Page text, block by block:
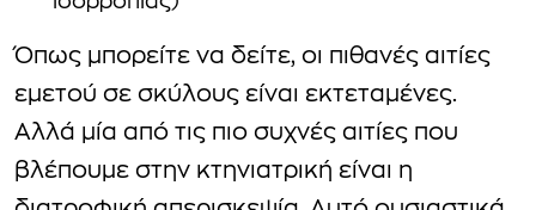
Όπως μπορείτε να δείτε, οι πιθανές αιτίες
εμετού σε σκύλους είναι εκτεταμένες.
Αλλά μία από τις πιο συχνές αιτίες που
βλέπουμε στην κτηνιατρική είναι η